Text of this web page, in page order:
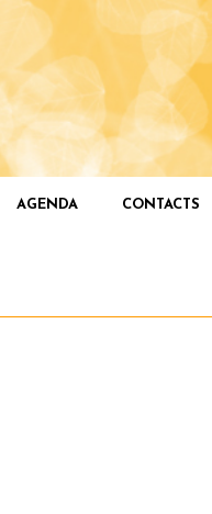
AGENDA CONTACTS